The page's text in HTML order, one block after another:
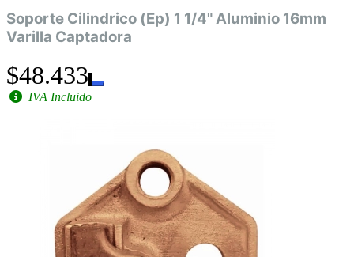
Soporte Cilindrico (Ep) 1 1/4" Aluminio 16mm
Varilla Captadora
$48.433
IVA Incluido